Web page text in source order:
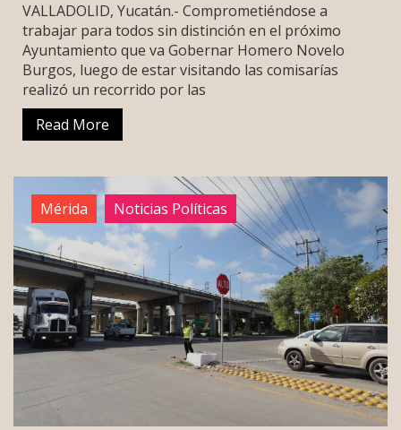
VALLADOLID, Yucatán.- Comprometiéndose a
trabajar para todos sin distinción en el próximo
Ayuntamiento que va Gobernar Homero Novelo
Burgos, luego de estar visitando las comisarías
realizó un recorrido por las
Read More
Mérida Noticias Políticas